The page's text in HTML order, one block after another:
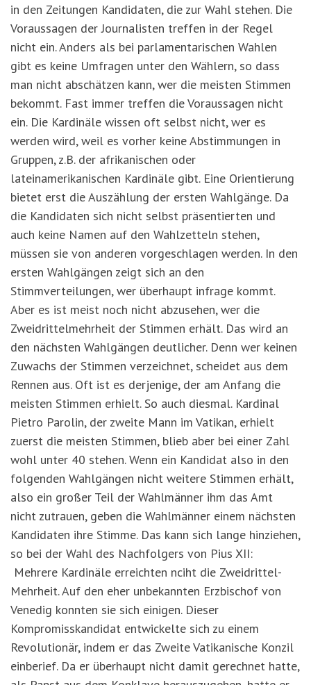
in den Zeitungen Kandidaten, die zur Wahl stehen. Die
Voraussagen der Journalisten treffen in der Regel
nicht ein. Anders als bei parlamentarischen Wahlen
gibt es keine Umfragen unter den Wählern, so dass
man nicht abschätzen kann, wer die meisten Stimmen
bekommt. Fast immer treffen die Voraussagen nicht
ein. Die Kardinäle wissen oft selbst nicht, wer es
werden wird, weil es vorher keine Abstimmungen in
Gruppen, z.B. der afrikanischen oder
lateinamerikanischen Kardinäle gibt. Eine Orientierung
bietet erst die Auszählung der ersten Wahlgänge. Da
die Kandidaten sich nicht selbst präsentierten und
auch keine Namen auf den Wahlzetteln stehen,
müssen sie von anderen vorgeschlagen werden. In den
ersten Wahlgängen zeigt sich an den
Stimmverteilungen, wer überhaupt infrage kommt.
Aber es ist meist noch nicht abzusehen, wer die
Zweidrittelmehrheit der Stimmen erhält. Das wird an
den nächsten Wahlgängen deutlicher. Denn wer keinen
Zuwachs der Stimmen verzeichnet, scheidet aus dem
Rennen aus. Oft ist es derjenige, der am Anfang die
meisten Stimmen erhielt. So auch diesmal. Kardinal
Pietro Parolin, der zweite Mann im Vatikan, erhielt
zuerst die meisten Stimmen, blieb aber bei einer Zahl
wohl unter 40 stehen. Wenn ein Kandidat also in den
folgenden Wahlgängen nicht weitere Stimmen erhält,
also ein großer Teil der Wahlmänner ihm das Amt
nicht zutrauen, geben die Wahlmänner einem nächsten
Kandidaten ihre Stimme. Das kann sich lange hinziehen,
so bei der Wahl des Nachfolgers von Pius XII:
Mehrere Kardinäle erreichten nciht die Zweidrittel-
Mehrheit. Auf den eher unbekannten Erzbischof von
Venedig konnten sie sich einigen. Dieser
Kompromisskandidat entwickelte sich zu einem
Revolutionär, indem er das Zweite Vatikanische Konzil
einberief. Da er überhaupt nicht damit gerechnet hatte,